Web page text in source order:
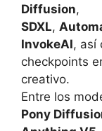
Diffusion,
SDXL,
InvokeAI, así
checkpoints
creativo.
Entre los
Pony